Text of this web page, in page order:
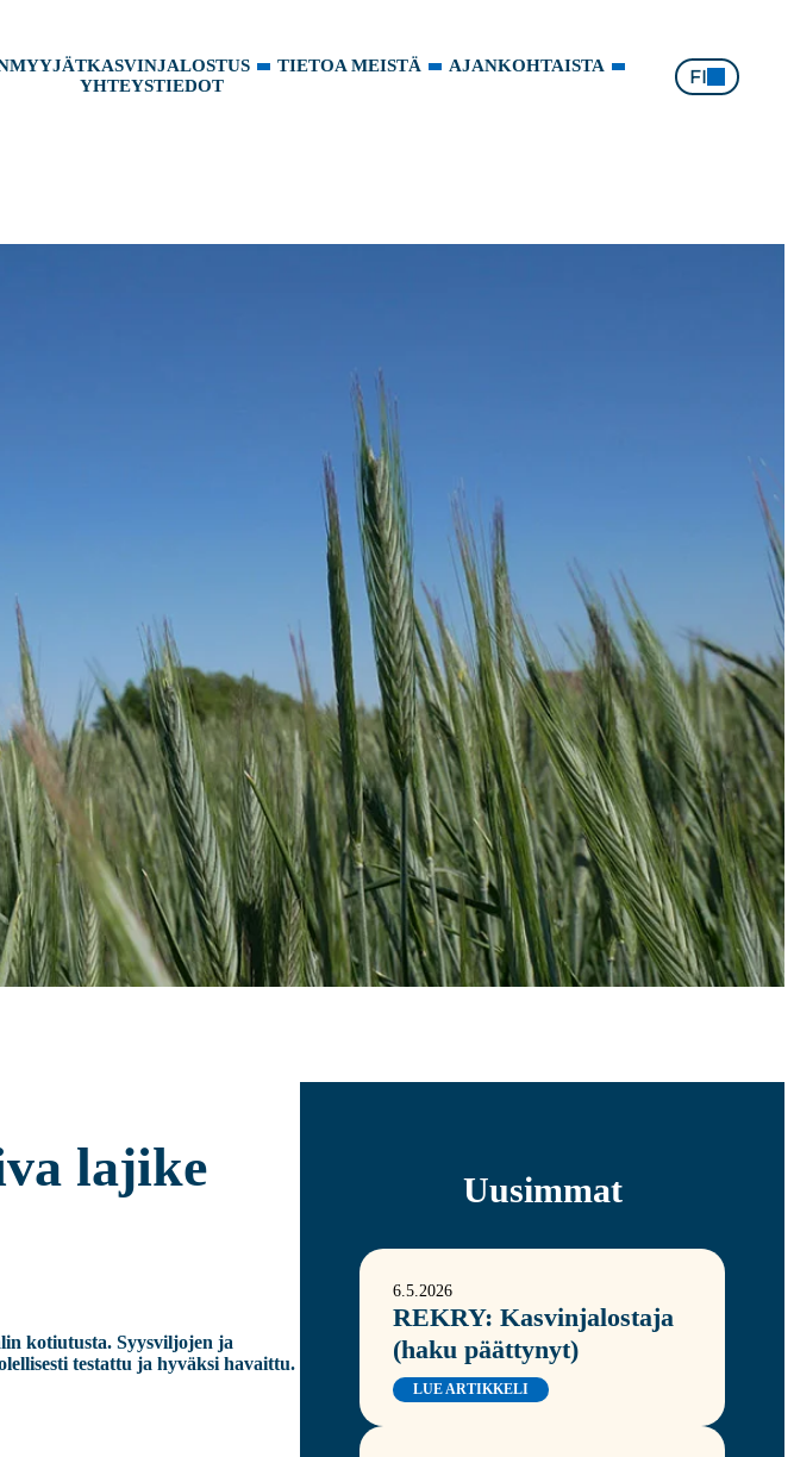
KASVINJALOSTUS TIETOA MEISTÄ
AJANKOHTAISTA
YHTEYSTIEDOT
FI
lajike
kotiutusta. Syysviljojen ja
testattu ja hyväksi havaittu.
Uusimmat
6.5.2026
REKRY: Kasvinjalostaja
(haku päättynyt)
LUE ARTIKKELI